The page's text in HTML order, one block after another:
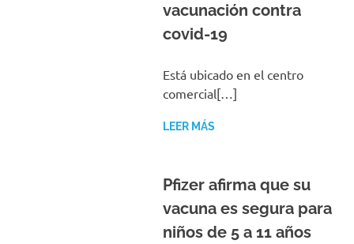
vacunación contra
covid-19
Está ubicado en el centro
comercial[…]
LEER MÁS
Pfizer afirma que su
vacuna es segura para
niños de 5 a 11 años